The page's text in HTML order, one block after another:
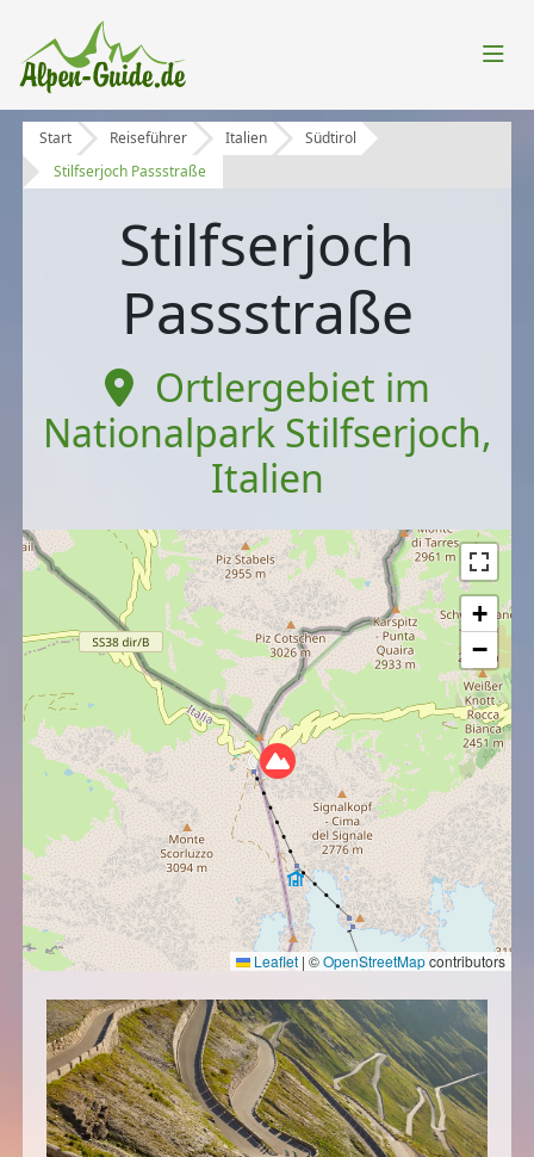
Start Reiseführer Italien
Südtirol
Stilfserjoch Passstraße
Stilfserjoch
Passstraße
Ortlergebiet im
Nationalpark Stilfserjoch,
Italien
+
−
Leaflet | ©OpenStreetMapcontributors